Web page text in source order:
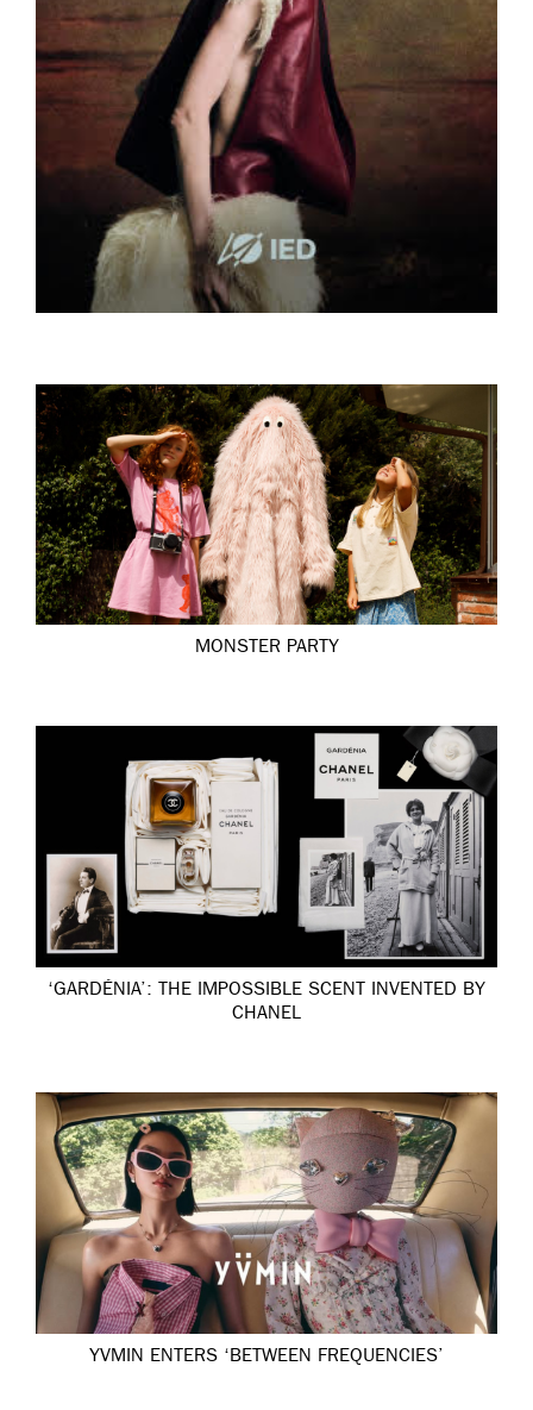
MONSTER PARTY
‘GARDÉNIA’: THE IMPOSSIBLE SCENT INVENTED BY
CHANEL
YVMIN ENTERS ‘BETWEEN FREQUENCIES’